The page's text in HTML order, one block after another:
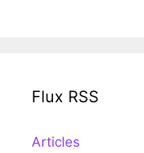
Flux RSS
Articles